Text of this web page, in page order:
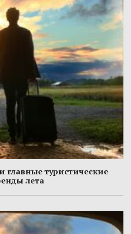
главные туристические
лета